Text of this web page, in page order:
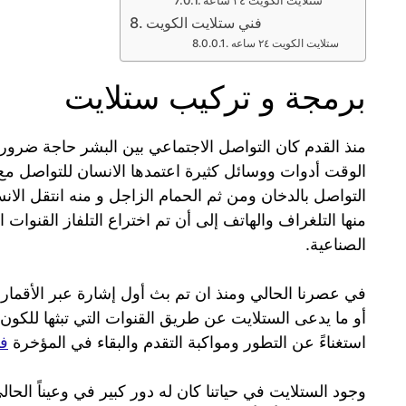
فني ستلايت الكويت
ستلايت الكويت ٢٤ ساعه
برمجة و تركيب ستلايت
منذ القدم كان التواصل الاجتماعي بين البشر حاجة
الوقت أدوات ووسائل كثيرة اعتمدها الانسان للتواصل مع
التواصل بالدخان ومن ثم الحمام الزاجل و منه انتقل
منها التلغراف والهاتف إلى أن تم اختراع التلفاز القنوات
الصناعية.
أو ما يدعى الستلايت عن طريق القنوات التي تبثها للكون
استغناءً عن التطور ومواكبة التقدم والبقاء في المؤخرة
وجود الستلايت في حياتنا كان له دور كبير في وعيناً